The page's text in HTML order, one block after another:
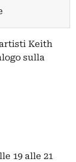
Keith
sulla
19 alle 21